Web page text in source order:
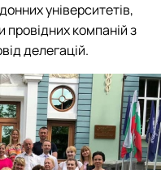
університетів,
компаній з
делегацій.